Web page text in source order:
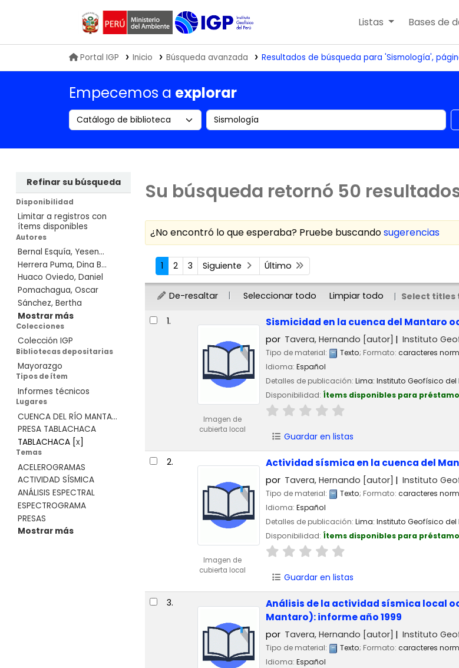
Biblioteca IGP
Listas Bases de
Portal IGP Inicio Búsqueda avanzada Resultados de búsqueda para 'Sismología',
Empecemos a explorar
Search the catalog by: Buscar en el catálogo por palabra clave
Refinar su búsqueda
Disponibilidad
Limitar a registros con
ítems disponibles
Autores
Bernal Esquía, Yesen...
Herrera Puma, Dina B...
Huaco Oviedo, Daniel
Pomachagua, Oscar
Sánchez, Bertha
Mostrar más
Colecciones
Colección IGP
Bibliotecas depositarias
Mayorazgo
Tipos de ítem
Informes técnicos
Lugares
CUENCA DEL RÍO MANTA...
PRESA TABLACHACA
TABLACHACA[x]
Temas
ACELEROGRAMAS
ACTIVIDAD SÍSMICA
ANÁLISIS ESPECTRAL
ESPECTROGRAMA
PRESAS
Mostrar más
Su búsqueda retornó 50
¿No encontró lo que esperaba? Pruebe buscandosugerencias
Ordenar
1 2 3 Siguiente Último
De-resaltar Seleccionar todo Limpiar todo Select titles
Resultados
1.
Imagen de
cubierta local
Sismicidad en la cuenca del Mantaro
por Tavera, Hernando [autor] Instituto
Tipo de material: Texto; Formato: caracteres
Idioma: Español
Detalles de publicación: Lima: Instituto Geofísico del
Disponibilidad: Ítems disponibles para
Guardar en listas
2.
Imagen de
cubierta local
Actividad sísmica en la cuenca del
por Tavera, Hernando [autor] Instituto
Tipo de material: Texto; Formato: caracteres
Idioma: Español
Detalles de publicación: Lima: Instituto Geofísico del
Disponibilidad: Ítems disponibles para
Guardar en listas
3.
Análisis de la actividad sísmica local
Mantaro): informe año 1999
por Tavera, Hernando [autor] Instituto
Tipo de material: Texto; Formato: caracteres
Idioma: Español